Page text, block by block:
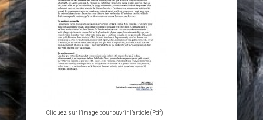
Cliquez sur l’image pour ouvrir l’article (Pdf)